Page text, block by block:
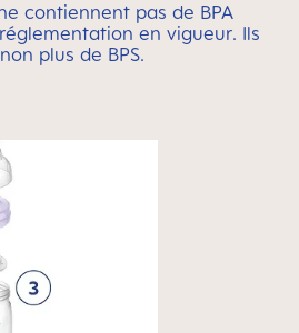
contiennent pas de BPA
en vigueur. Ils
plus de BPS.